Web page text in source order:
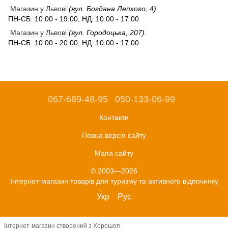
Магазин у Львові (вул. Богдана Лепкого, 4).
ПН-СБ: 10:00 - 19:00, НД: 10:00 - 17:00
Магазин у Львові (вул. Городоцька, 207).
ПН-СБ: 10:00 - 20:00, НД: 10:00 - 17:00
067-689-48-95 050-133-06-99
Контакти
Повна версія сайту
Мапа сайту
© 2003—2026
Інтернет-магазин товарів для туризму та активного відпочинку
Укр Рус
Інтернет-магазин створений з Хорошоп